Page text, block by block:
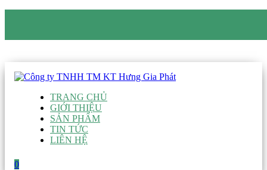
TRANG CHỦ
GIỚI THIỆU
SẢN PHẨM
TIN TỨC
LIÊN HỆ
0